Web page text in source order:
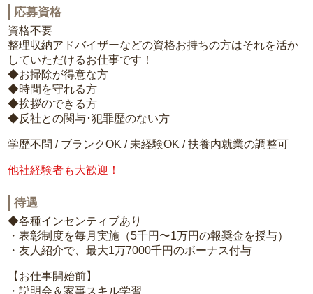
応募資格
資格不要
整理収納アドバイザーなどの資格お持ちの方はそれを活か
していただけるお仕事です！
◆お掃除が得意な方
◆時間を守れる方
◆挨拶のできる方
◆反社との関与･犯罪歴のない方
学歴不問 / ブランクOK / 未経験OK / 扶養内就業の調整可
他社経験者も大歓迎！
待遇
◆各種インセンティブあり
・表彰制度を毎月実施（5千円〜1万円の報奨金を授与）
・友人紹介で、最大1万7000千円のボーナス付与
【お仕事開始前】
・説明会＆家事スキル学習